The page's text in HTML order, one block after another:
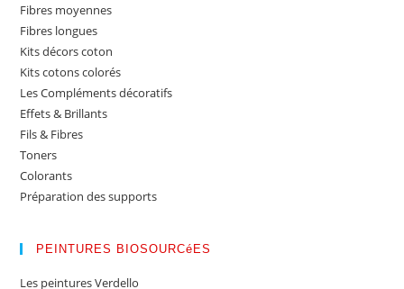
Fibres moyennes
Fibres longues
Kits décors coton
Kits cotons colorés
Les Compléments décoratifs
Effets & Brillants
Fils & Fibres
Toners
Colorants
Préparation des supports
PEINTURES BIOSOURCéES
Les peintures Verdello